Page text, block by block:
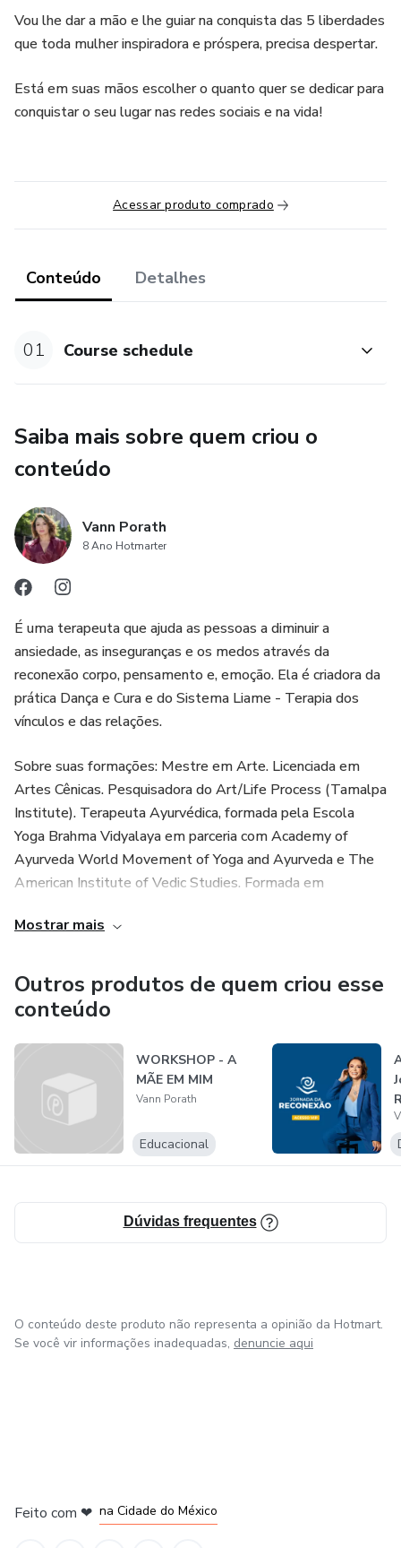
Vou lhe dar a mão e lhe guiar na conquista das 5 liberdades
que toda mulher inspiradora e próspera, precisa despertar.
Está em suas mãos escolher o quanto quer se dedicar para
conquistar o seu lugar nas redes sociais e na vida!
Acessar produto comprado
Conteúdo Detalhes
01 Course schedule
Saiba mais sobre quem criou o
conteúdo
Vann Porath
8 Ano Hotmarter
É uma terapeuta que ajuda as pessoas a diminuir a
ansiedade, as inseguranças e os medos através da
reconexão corpo, pensamento e, emoção. Ela é criadora da
prática Dança e Cura e do Sistema Liame - Terapia dos
vínculos e das relações.
Sobre suas formações: Mestre em Arte. Licenciada em
Artes Cênicas. Pesquisadora do Art/Life Process (Tamalpa
Institute). Terapeuta Ayurvédica, formada pela Escola
Yoga Brahma Vidyalaya em parceria com Academy of
Ayurveda World Movement of Yoga and Ayurveda e The
American Institute of Vedic Studies. Formada em
Em 2012 se apaixonou pelo Life/Art Process, processo
e Daria Halprin no Tamalpa Institute (Califórnia). Desde
então, mantém contato direto com as mestras citadas.
A Vann é apaixonada pelo modo como as pessoas se
movem, pelo jeito que falam, dançam e orquestram suas
emoções mas também é muito preocupada com a
dificuldade que todos nós temos de se relacionar com o
nosso corpo, com as experiências vividas, com o passado e
com as projeções futuras.
Em 2017 fundou o MAR - Espaço Terapêutico (Brasília)
onde desenvolve atendimentos individuais, de casais e
Mostrar mais
Outros produtos de quem criou esse
conteúdo
WORKSHOP - A
MÃE EM MIM
Vann Porath
Educacional
Dúvidas frequentes
O conteúdo deste produto não representa a opinião da Hotmart.
Se você vir informações inadequadas, denuncie aqui
Feito com ❤ na Cidade do México